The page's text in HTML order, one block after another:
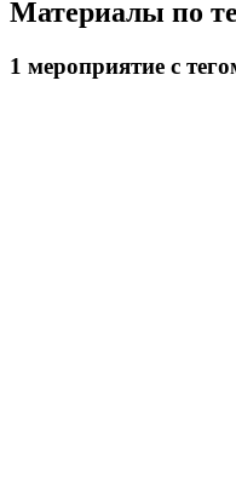
Материалы по
1 мероприятие с